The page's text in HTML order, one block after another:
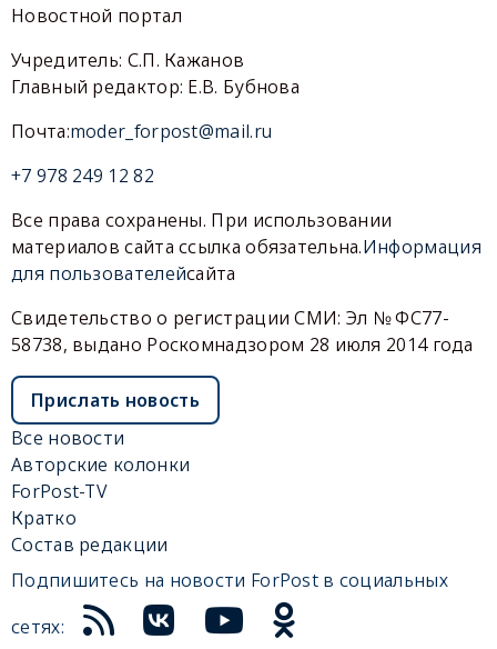
Новостной портал
Учредитель: С.П. Кажанов
Главный редактор: Е.В. Бубнова
Почта:moder_forpost@mail.ru
+7 978 249 12 82
Все права сохранены. При использовании
материалов сайта ссылка обязательна.Информация
для пользователейсайта
Свидетельство о регистрации СМИ: Эл № ФС77-
58738, выдано Роскомнадзором 28 июля 2014 года
Прислать новость
Все новости
Авторские колонки
ForPost-TV
Кратко
Состав редакции
Подпишитесь на новости ForPost в социальных
сетях: